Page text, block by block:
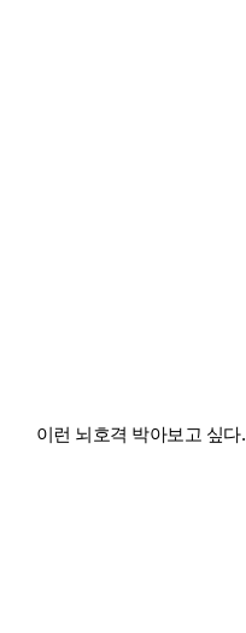
이런 뇌호격 박아보고 싶다.